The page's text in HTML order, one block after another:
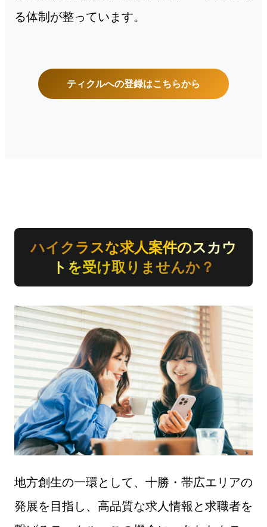
る体制が整っています。
ティクルへの登録はこちらから
ハイクラスな求人案件のスカウ
トを受け取りませんか？
地方創生の一環として、十勝・帯広エリアの
発展を目指し、高品質な求人情報と求職者を